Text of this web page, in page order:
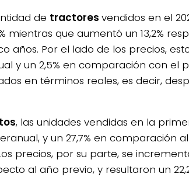
de tractores vendidos en el
mientras que aumentó un 13,2%
años. Por el lado de los precios,
y un 2,5% en comparación con el
en términos reales, es decir,
, las unidades vendidas en la
y un 27,7% en comparación al
precios, por su parte, se
al año previo, y resultaron un